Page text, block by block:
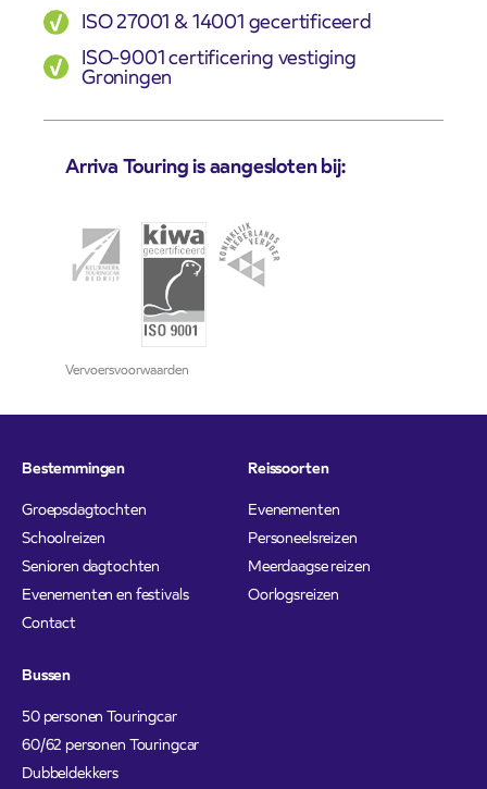
ISO 27001 & 14001 gecertificeerd
ISO-9001 certificering vestiging
Groningen
Arriva Touring is aangesloten bij:
Vervoersvoorwaarden
Bestemmingen
Groepsdagtochten
Schoolreizen
Senioren dagtochten
Evenementen en festivals
Contact
Reissoorten
Evenementen
Personeelsreizen
Meerdaagse reizen
Oorlogsreizen
Bussen
50 personen Touringcar
60/62 personen Touringcar
Dubbeldekkers